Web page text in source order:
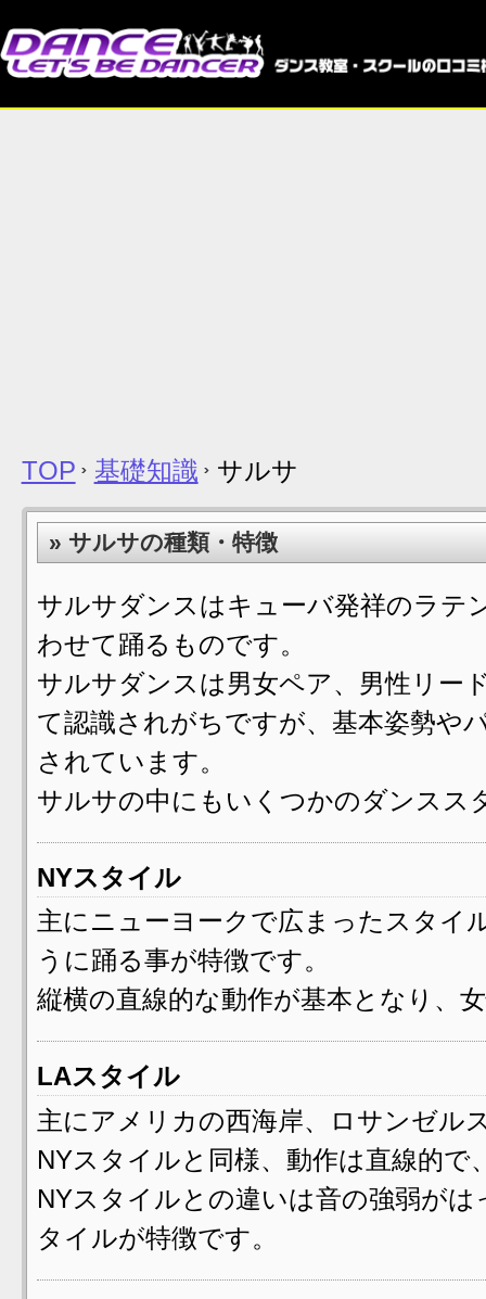
TOP 基礎知識 サルサ
» サルサの種類・特徴
サルサダンスはキューバ発祥のラテ
わせて踊るものです。
サルサダンスは男女ペア、男性リー
て認識されがちですが、基本姿勢や
されています。
サルサの中にもいくつかのダンスス
NYスタイル
主にニューヨークで広まったスタイ
うに踊る事が特徴です。
縦横の直線的な動作が基本となり、
LAスタイル
主にアメリカの西海岸、ロサンゼル
NYスタイルと同様、動作は直線的
NYスタイルとの違いは音の強弱が
タイルが特徴です。